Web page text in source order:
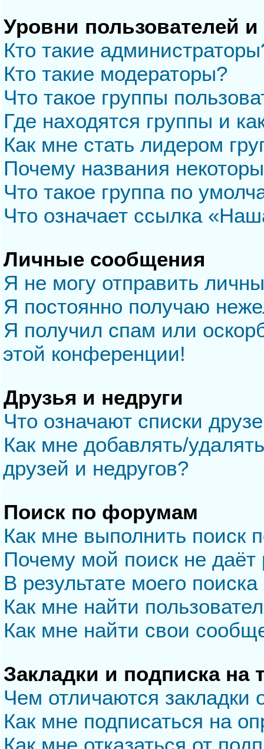
Уровни пользователей
Кто такие
Кто такие модераторы?
Что такое группы
Где находятся группы и
Как мне стать лидером
Почему названия
Что такое группа по
Что означает ссылка
Личные сообщения
Я не могу отправить
Я постоянно получаю
Я получил спам или
этой конференции!
Друзья и недруги
Что означают списки
Как мне добавлять/
друзей и недругов?
Поиск по форумам
Как мне выполнить
Почему мой поиск не даёт
В результате моего
Как мне найти
Как мне найти свои
Закладки и подписка на
Чем отличаются закладки
Как мне подписаться на